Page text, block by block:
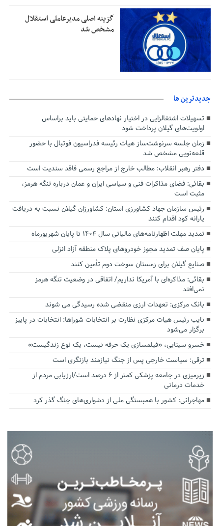
گزینه اصلی مدیرعاملی استقلال
مشخص شد
جديدترين ها
تسهیلات اشتغالزایی در اختیار نهادهای حمایتی باید براساس
اولویت‌های گیلان پرداخت شود
زمان جلسه سرنوشت‌ساز هیات رئیسه فدراسیون فوتبال با حضور
قلعه‌نویی مشخص شد
دفتر رهبر انقلاب: مطالب خارج از مراجع رسمی فاقد سندیت است
بقائی: فضای مذاکرات فنی و سیاسی ایران و عمان درباره تنگه هرمز،
مثبت است
رئیس سازمان جهاد کشاورزی استان: کشاورزان گیلان نسبت به دریافت
یارانه کود اقدام کنند
تمدید مهلت اظهارنامه‌های مالیاتی سال ۱۴۰۴ تا پایان شهریورماه
پایان صف تمدید مجوز خودروهای پلاک منطقه آزاد انزلی
صنایع گیلان برای زمستان سوخت دوم تأمین کنند
بقائی: مذاکره‌ای با آمریکا نداریم/ اتفاقی در وضعیت تنگه هرمز
نمی‌افتد
بانک مرکزی: تعهدات ارزی منقضی شده رسیدگی می شوند
نایب رئیس هیات مرکزی نظارت بر انتخابات شوراها: انتخابات در پاییز
برگزار می‌شود
خسرو سینایی، «فیلمسازی یک حرفه نیست، یک نوع زندگیست»
ترقی: سیاست خارجی پس از جنگ نیازمند بازنگری است
زیرمیزی در جامعه پزشکی کمتر از ۶ درصد است/ارزیابی مردم از
خدمات درمانی
مهاجرانی: کشور با همبستگی ملی از دشواری‌های جنگ گذر کرد